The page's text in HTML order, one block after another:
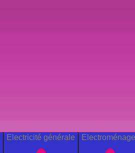
Electricité générale